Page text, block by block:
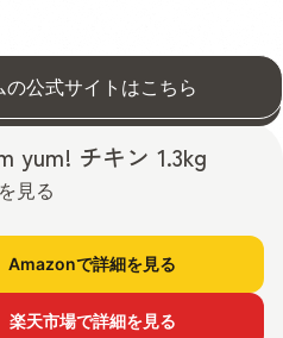
公式サイトはこちら
yum! チキン 1.3kg
見る
Amazonで詳細を見る
楽天市場で詳細を見る